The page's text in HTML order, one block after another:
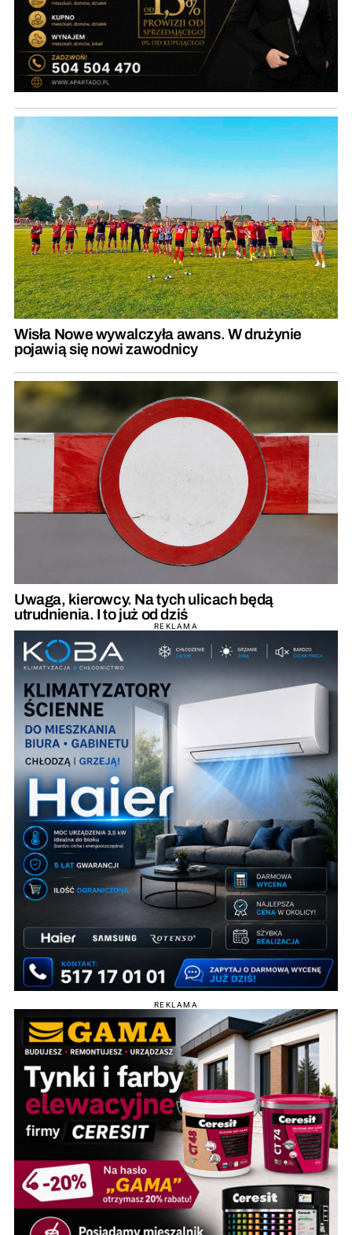
Wisła Nowe wywalczyła awans. W drużynie
pojawią się nowi zawodnicy
Uwaga, kierowcy. Na tych ulicach będą
utrudnienia. I to już od dziś
REKLAMA
REKLAMA